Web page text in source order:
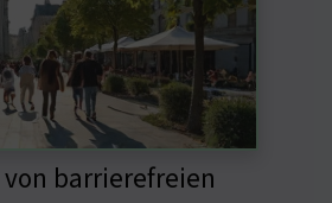
barrierefreien